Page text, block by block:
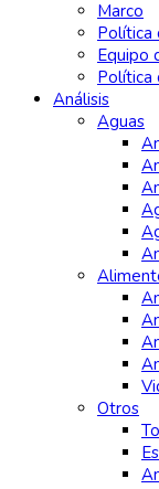
Marco
Política
Equipo
Política
Análisis
Aguas
Otros